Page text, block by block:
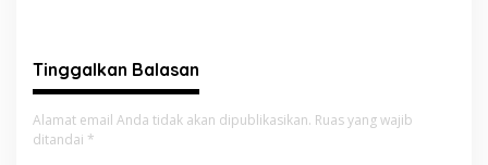
Garuda Siap Sambut
Peluang Emas
Tinggalkan Balasan
Alamat email Anda tidak akan dipublikasikan. Ruas yang wajib
ditandai *